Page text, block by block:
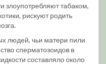
злоупотребляют табаком,
рискуют родить
людей, чьи матери пили
сперматозоидов в
составляло около